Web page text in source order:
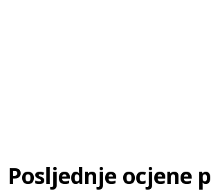
Posljednje ocjene